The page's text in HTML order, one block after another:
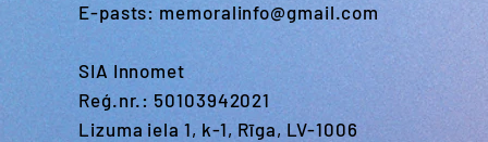
E-pasts: memoralinfo@gmail.com
SIA Innomet
Reģ.nr.: 50103942021
Lizuma iela 1, k-1, Rīga, LV-1006